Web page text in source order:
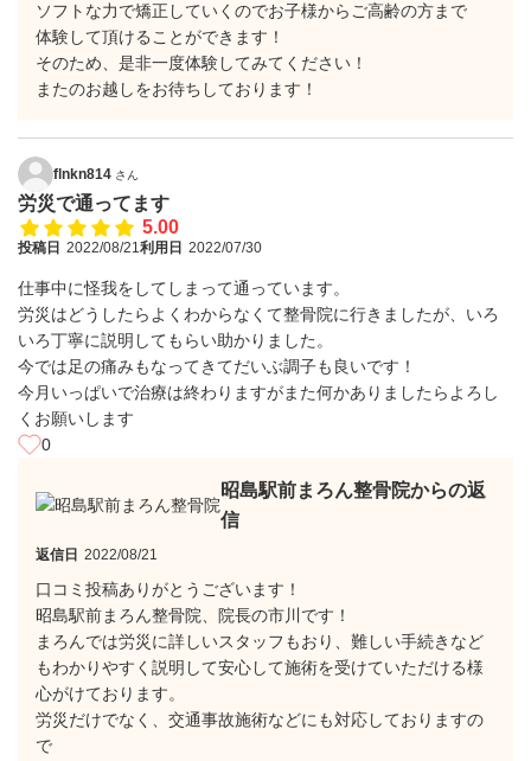
ソフトな力で矯正していくのでお子様からご高齢の方まで
体験して頂けることができます！
そのため、是非一度体験してみてください！
またのお越しをお待ちしております！
flnkn814 さん
労災で通ってます
5.00
投稿日 2022/08/21利用日 2022/07/30
仕事中に怪我をしてしまって通っています。
労災はどうしたらよくわからなくて整骨院に行きましたが、いろ
いろ丁寧に説明してもらい助かりました。
今では足の痛みもなってきてだいぶ調子も良いです！
今月いっぱいで治療は終わりますがまた何かありましたらよろし
くお願いします
0
昭島駅前まろん整骨院からの返
信
返信日 2022/08/21
口コミ投稿ありがとうございます！
昭島駅前まろん整骨院、院長の市川です！
まろんでは労災に詳しいスタッフもおり、難しい手続きなど
もわかりやすく説明して安心して施術を受けていただける様
心がけております。
労災だけでなく、交通事故施術などにも対応しておりますの
で